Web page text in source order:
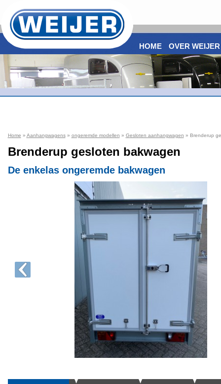
Home » Aanhangwagens» ongeremde modellen » Gesloten aanhangwagen » Brenderup
Brenderup gesloten bakwagen
De enkelas ongeremde bakwagen
HOME OVER WEIJER